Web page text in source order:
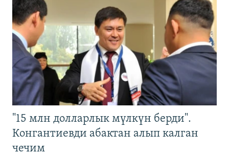
"15 млн долларлык мүлкүн берди".
Конгантиевди абактан алып калган
чечим